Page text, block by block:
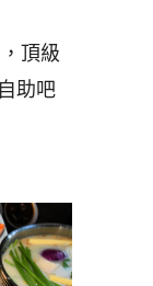
頂級
助吧